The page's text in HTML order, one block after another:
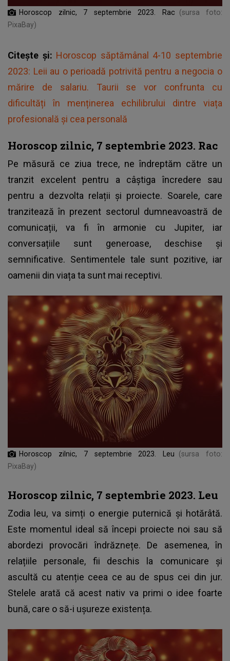
Horoscop zilnic, 7 septembrie 2023. Rac
(sursa foto:
PixaBay)
Citește și: Horoscop săptămânal 4-10 septembrie
2023: Leii au o perioadă potrivită pentru a negocia o
mărire de salariu. Taurii se vor confrunta cu
dificultăți în menținerea echilibrului dintre viața
profesională și cea personală
Horoscop zilnic, 7 septembrie 2023. Rac
Pe măsură ce ziua trece, ne îndreptăm către un
tranzit excelent pentru a câștiga încredere sau
pentru a dezvolta relații și proiecte. Soarele, care
tranzitează în prezent sectorul dumneavoastră de
comunicații, va fi în armonie cu Jupiter, iar
conversațiile sunt generoase, deschise și
semnificative. Sentimentele tale sunt pozitive, iar
oamenii din viața ta sunt mai receptivi.
Horoscop zilnic, 7 septembrie 2023. Leu
(sursa foto:
PixaBay)
Horoscop zilnic, 7 septembrie 2023. Leu
Zodia leu, va simți o energie puternică și hotărâtă.
Este momentul ideal să începi proiecte noi sau să
abordezi provocări îndrăznețe. De asemenea, în
relațiile personale, fii deschis la comunicare și
ascultă cu atenție ceea ce au de spus cei din jur.
Stelele arată că acest nativ va primi o idee foarte
bună, care o să-i ușureze existența.